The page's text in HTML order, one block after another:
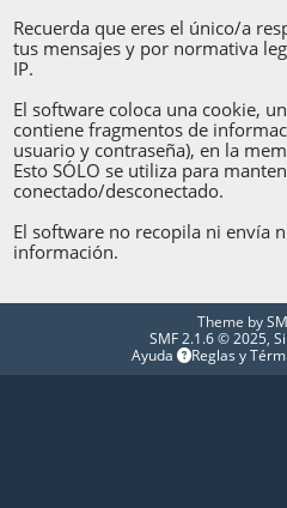
Recuerda que eres el único/a
tus mensajes y por normativa
IP.
El software coloca una cookie,
contiene fragmentos de
usuario y contraseña), en la
Esto SÓLO se utiliza para
conectado/desconectado.
El software no recopila ni envía
información.
Theme by
SMF 2.1.6 © 2025,
Ayuda
Reglas y